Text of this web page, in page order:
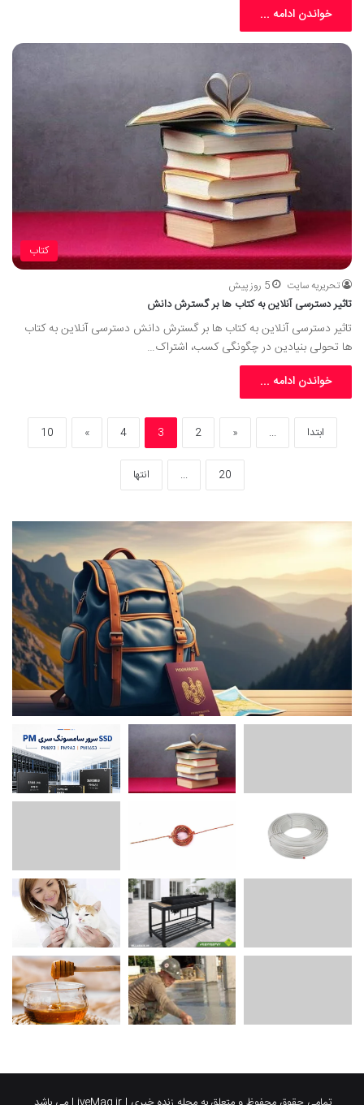
خواندن ادامه ...
کتاب
تحریریه سایت 5 روز پیش
تاثیر دسترسی آنلاین به کتاب ها بر گسترش دانش
تاثیر دسترسی آنلاین به کتاب ها بر گسترش دانش دسترسی آنلاین به کتاب
ها تحولی بنیادین در چگونگی کسب، اشتراک…
خواندن ادامه ...
ابتدا ...
«
2
3
4
»
10
20
... انتها